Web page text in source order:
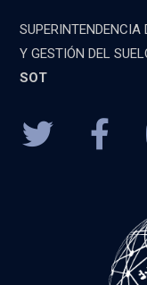
SUPERINTENDENCIA
Y GESTIÓN DEL
SOT